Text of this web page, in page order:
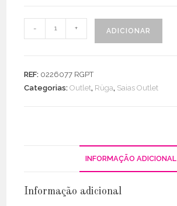
Quantidade
de
- + ADICIONAR
REF: 0226077 RGPT
Categorias:Outlet, Rüga, Saias Outlet
INFORMAÇÃO ADICIONAL
Informação adicional